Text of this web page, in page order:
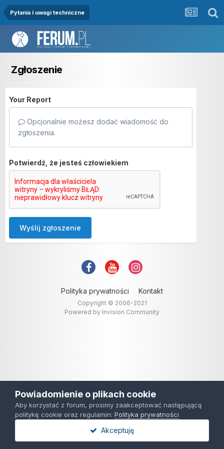
Pytania i uwagi techniczne
Zgłoszenie
Your Report
Opcjonalnie możesz dodać wiadomość do
zgłoszenia.
Potwierdź, że jesteś człowiekiem
Wyślij zgłoszenie
Polityka prywatności Kontakt
Copyright © 2006-2021
Powered by Invision Community
Powiadomienie o plikach cookie
Aby korzystać z forum, prosimy zaakceptować następującą
politykę cookie oraz regulamin: Polityka prywatności
Akceptuję